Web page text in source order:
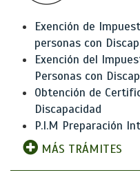
Exención de
personas con
Exención del
Personas con
Obtención de
Discapacidad
P.I.M Preparación
MÁS TRÁMITES